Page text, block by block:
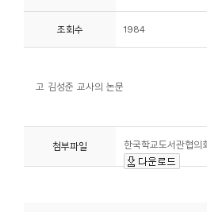
조회수 1984
고 김성준 교사의 논문
첨부파일 한국학교도서관협
니
리
사